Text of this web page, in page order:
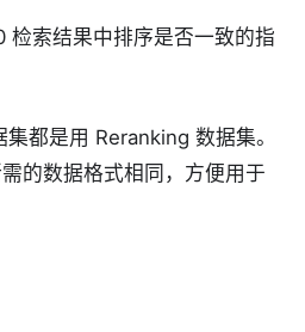
检索结果中排序是否一致的指
都是用 Reranking 数据集。
的数据格式相同，方便用于